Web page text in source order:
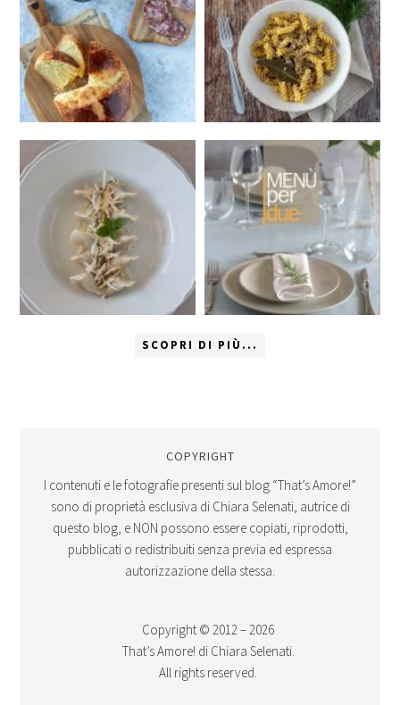
SCOPRI DI PIÙ...
COPYRIGHT
I contenuti e le fotografie presenti sul blog “That’s Amore!”
sono di proprietà esclusiva di Chiara Selenati, autrice di
questo blog, e NON possono essere copiati, riprodotti,
pubblicati o redistribuiti senza previa ed espressa
autorizzazione della stessa.
Copyright © 2012 – 2026
That’s Amore! di Chiara Selenati.
All rights reserved.